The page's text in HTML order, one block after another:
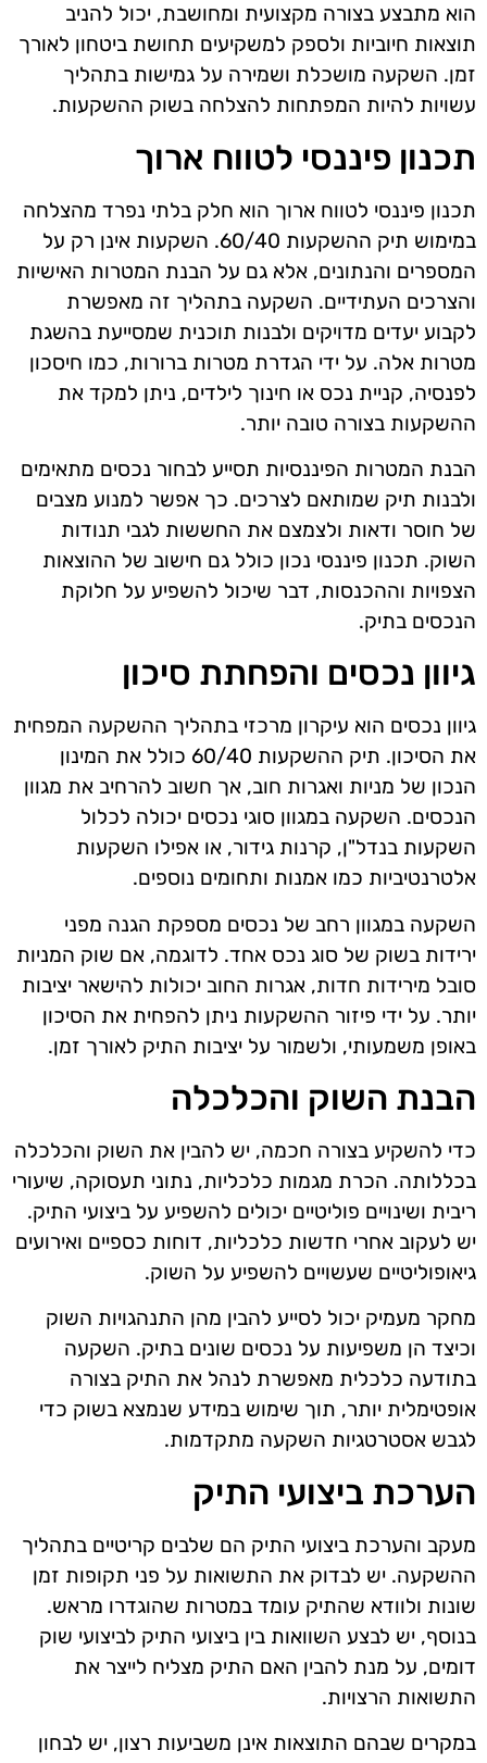
הוא מתבצע בצורה מקצועית ומחושבת, יכול להניב
תוצאות חיוביות ולספק למשקיעים תחושת ביטחון לאורך
זמן. השקעה מושכלת ושמירה על גמישות בתהליך
עשויות להיות המפתחות להצלחה בשוק ההשקעות.
תכנון פיננסי לטווח ארוך
תכנון פיננסי לטווח ארוך הוא חלק בלתי נפרד מהצלחה
במימוש תיק ההשקעות 60/40. השקעות אינן רק על
המספרים והנתונים, אלא גם על הבנת המטרות האישיות
והצרכים העתידיים. השקעה בתהליך זה מאפשרת
לקבוע יעדים מדויקים ולבנות תוכנית שמסייעת בהשגת
מטרות אלה. על ידי הגדרת מטרות ברורות, כמו חיסכון
לפנסיה, קניית נכס או חינוך לילדים, ניתן למקד את
ההשקעות בצורה טובה יותר.
הבנת המטרות הפיננסיות תסייע לבחור נכסים מתאימים
ולבנות תיק שמותאם לצרכים. כך אפשר למנוע מצבים
של חוסר ודאות ולצמצם את החששות לגבי תנודות
השוק. תכנון פיננסי נכון כולל גם חישוב של ההוצאות
הצפויות וההכנסות, דבר שיכול להשפיע על חלוקת
הנכסים בתיק.
גיוון נכסים והפחתת סיכון
גיוון נכסים הוא עיקרון מרכזי בתהליך ההשקעה המפחית
את הסיכון. תיק ההשקעות 60/40 כולל את המינון
הנכון של מניות ואגרות חוב, אך חשוב להרחיב את מגוון
הנכסים. השקעה במגוון סוגי נכסים יכולה לכלול
השקעות בנדל"ן, קרנות גידור, או אפילו השקעות
אלטרנטיביות כמו אמנות ותחומים נוספים.
השקעה במגוון רחב של נכסים מספקת הגנה מפני
ירידות בשוק של סוג נכס אחד. לדוגמה, אם שוק המניות
סובל מירידות חדות, אגרות החוב יכולות להישאר יציבות
יותר. על ידי פיזור ההשקעות ניתן להפחית את הסיכון
באופן משמעותי, ולשמור על יציבות התיק לאורך זמן.
הבנת השוק והכלכלה
כדי להשקיע בצורה חכמה, יש להבין את השוק והכלכלה
בכללותה. הכרת מגמות כלכליות, נתוני תעסוקה, שיעורי
ריבית ושינויים פוליטיים יכולים להשפיע על ביצועי התיק.
יש לעקוב אחרי חדשות כלכליות, דוחות כספיים ואירועים
גיאופוליטיים שעשויים להשפיע על השוק.
מחקר מעמיק יכול לסייע להבין מהן התנהגויות השוק
וכיצד הן משפיעות על נכסים שונים בתיק. השקעה
בתודעה כלכלית מאפשרת לנהל את התיק בצורה
אופטימלית יותר, תוך שימוש במידע שנמצא בשוק כדי
לגבש אסטרטגיות השקעה מתקדמות.
הערכת ביצועי התיק
מעקב והערכת ביצועי התיק הם שלבים קריטיים בתהליך
ההשקעה. יש לבדוק את התשואות על פני תקופות זמן
שונות ולוודא שהתיק עומד במטרות שהוגדרו מראש.
בנוסף, יש לבצע השוואות בין ביצועי התיק לביצועי שוק
דומים, על מנת להבין האם התיק מצליח לייצר את
התשואות הרצויות.
במקרים שבהם התוצאות אינן משביעות רצון, יש לבחון